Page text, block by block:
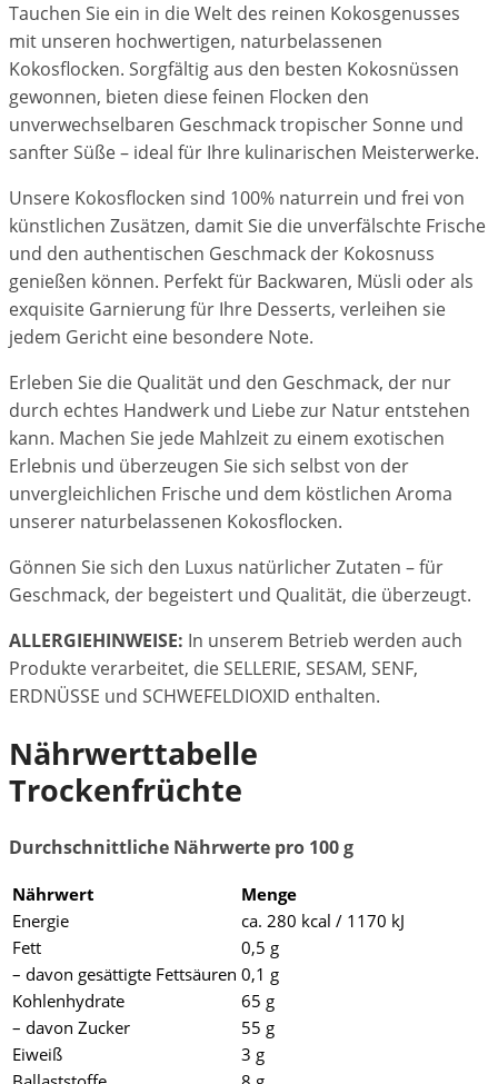
Tauchen Sie ein in die Welt des reinen Kokosgenusses
mit unseren hochwertigen, naturbelassenen
Kokosflocken. Sorgfältig aus den besten Kokosnüssen
gewonnen, bieten diese feinen Flocken den
unverwechselbaren Geschmack tropischer Sonne und
sanfter Süße – ideal für Ihre kulinarischen Meisterwerke.
Unsere Kokosflocken sind 100% naturrein und frei von
künstlichen Zusätzen, damit Sie die unverfälschte Frische
und den authentischen Geschmack der Kokosnuss
genießen können. Perfekt für Backwaren, Müsli oder als
exquisite Garnierung für Ihre Desserts, verleihen sie
jedem Gericht eine besondere Note.
Erleben Sie die Qualität und den Geschmack, der nur
durch echtes Handwerk und Liebe zur Natur entstehen
kann. Machen Sie jede Mahlzeit zu einem exotischen
Erlebnis und überzeugen Sie sich selbst von der
unvergleichlichen Frische und dem köstlichen Aroma
unserer naturbelassenen Kokosflocken.
Gönnen Sie sich den Luxus natürlicher Zutaten – für
Geschmack, der begeistert und Qualität, die überzeugt.
ALLERGIEHINWEISE: In unserem Betrieb werden auch
Produkte verarbeitet, die SELLERIE, SESAM, SENF,
ERDNÜSSE und SCHWEFELDIOXID enthalten.
Nährwerttabelle
Trockenfrüchte
Durchschnittliche Nährwerte pro 100 g
Nährwert
Menge
Energie
ca. 280 kcal / 1170 kJ
Fett
0,5 g
– davon gesättigte Fettsäuren 0,1 g
Kohlenhydrate
65 g
– davon Zucker
55 g
Eiweiß
3 g